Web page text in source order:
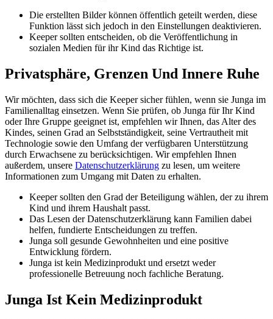
Die erstellten Bilder können öffentlich geteilt werden, diese
Funktion lässt sich jedoch in den Einstellungen deaktivieren.
Keeper sollten entscheiden, ob die Veröffentlichung in
sozialen Medien für ihr Kind das Richtige ist.
Privatsphäre, Grenzen Und Innere Ruhe
Wir möchten, dass sich die Keeper sicher fühlen, wenn sie Junga im
Familienalltag einsetzen. Wenn Sie prüfen, ob Junga für Ihr Kind
oder Ihre Gruppe geeignet ist, empfehlen wir Ihnen, das Alter des
Kindes, seinen Grad an Selbstständigkeit, seine Vertrautheit mit
Technologie sowie den Umfang der verfügbaren Unterstützung
durch Erwachsene zu berücksichtigen. Wir empfehlen Ihnen
außerdem, unsere Datenschutzerklärung zu lesen, um weitere
Informationen zum Umgang mit Daten zu erhalten.
Keeper sollten den Grad der Beteiligung wählen, der zu ihrem
Kind und ihrem Haushalt passt.
Das Lesen der Datenschutzerklärung kann Familien dabei
helfen, fundierte Entscheidungen zu treffen.
Junga soll gesunde Gewohnheiten und eine positive
Entwicklung fördern.
Junga ist kein Medizinprodukt und ersetzt weder
professionelle Betreuung noch fachliche Beratung.
Junga Ist Kein Medizinprodukt